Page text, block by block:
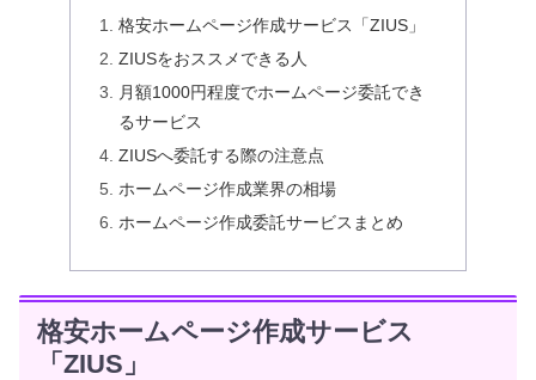
格安ホームページ作成サービス「ZIUS」
ZIUSをおススメできる人
月額1000円程度でホームページ委託でき
るサービス
ZIUSへ委託する際の注意点
ホームページ作成業界の相場
ホームページ作成委託サービスまとめ
格安ホームページ作成サービス
「ZIUS」